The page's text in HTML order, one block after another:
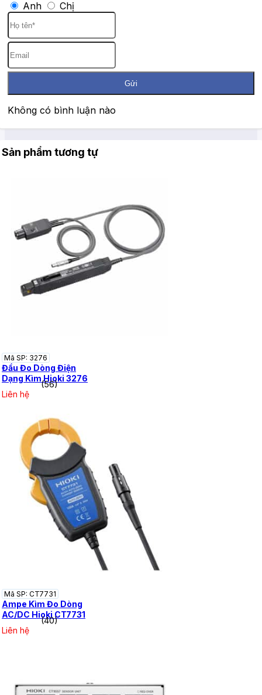
Anh Chị
Gửi
Không có bình luận nào
Sản phẩm tương tự
Mã SP: 3276
Đầu Đo Dòng Điện
Dạng Kìm Hioki 3276
(56)
Liên hệ
Mã SP: CT7731
Ampe Kìm Đo Dòng
AC/DC Hioki CT7731
(40)
Liên hệ